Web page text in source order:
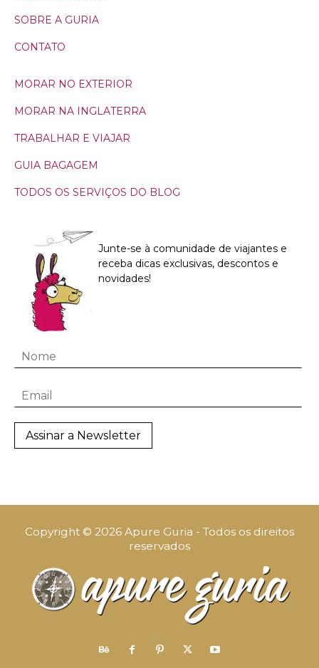
SOBRE A GURIA
CONTATO
MORAR NO EXTERIOR
MORAR NA INGLATERRA
TRABALHAR E VIAJAR
GUIA BAGAGEM
TODOS OS SERVIÇOS DO BLOG
Junte-se à comunidade de viajantes e
receba dicas exclusivas, descontos e
novidades!
Copyright © 2026 Apure Guria - Todos os direitos
reservados